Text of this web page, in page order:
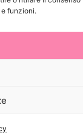
funzioni.